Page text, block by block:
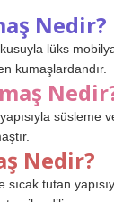
Nedir?
lüks
kumaşlardandır.
süsleme
Nedir?
tutan